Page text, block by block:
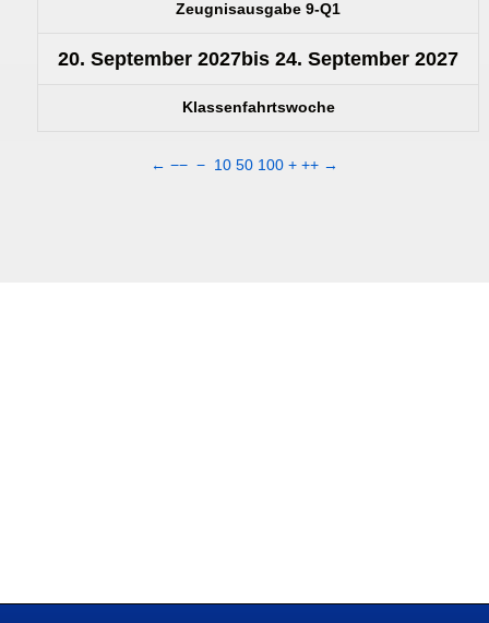
Zeugnisausgabe 9-Q1
20. September 2027bis 24. September 2027
Klassenfahrtswoche
← −− − 10 50 100 + ++ →